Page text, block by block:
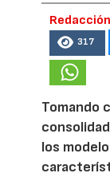
317
Tomando
los